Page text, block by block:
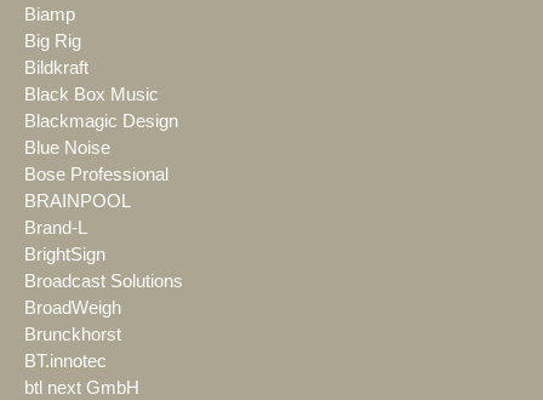
Biamp
Big Rig
Bildkraft
Black Box Music
Blackmagic Design
Blue Noise
Bose Professional
BRAINPOOL
Brand-L
BrightSign
Broadcast Solutions
BroadWeigh
Brunckhorst
BT.innotec
btl next GmbH